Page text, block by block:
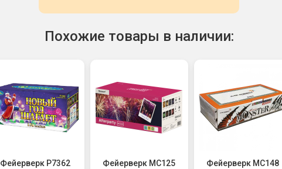
Похожие товары в наличии:
Фейерверк Р7362
Фейерверк MC125
Фейерверк MC148